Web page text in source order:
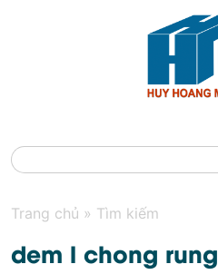
Trang chủ » Tìm kiếm
dem l chong rung